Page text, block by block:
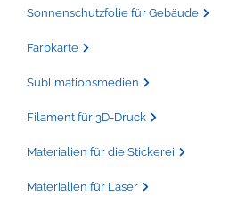
Sonnenschutzfolie für Gebäude
Farbkarte
Sublimationsmedien
Filament für 3D-Druck
Materialien für die Stickerei
Materialien für Laser